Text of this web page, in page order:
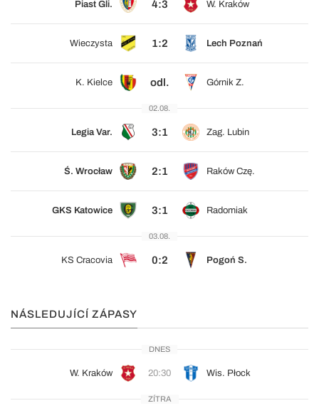
Piast Gli. 4:3 W. Kraków
Wieczysta 1:2 Lech Poznań
K. Kielce odl. Górnik Z.
02.08.
Legia Var. 3:1 Zag. Lubin
Ś. Wrocław 2:1 Raków Czę.
GKS Katowice 3:1 Radomiak
03.08.
KS Cracovia 0:2 Pogoń S.
NÁSLEDUJÍCÍ ZÁPASY
DNES
W. Kraków 20:30 Wis. Płock
ZÍTRA